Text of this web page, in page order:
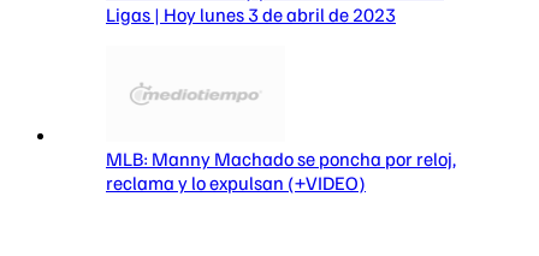
Ligas | Hoy lunes 3 de abril de 2023
MLB: Manny Machado se poncha por reloj,
reclama y lo expulsan (+VIDEO)